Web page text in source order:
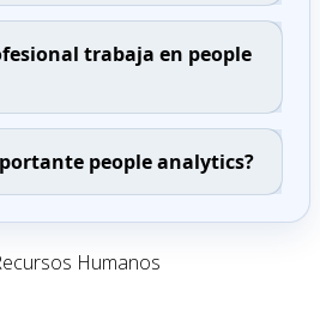
trabaja en people
people analytics?
Humanos